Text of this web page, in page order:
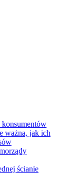
konsumentów
ważna, jak ich
ścianie